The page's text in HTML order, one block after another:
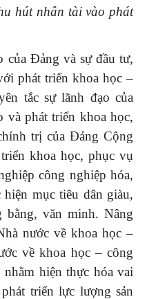
hút nhân tài vào phát
của Đảng và sự đầu tư,
phát triển khoa học –
tắc sự lãnh đạo của
và phát triển khoa học,
trị của Đảng Cộng
khoa học, phục vụ
công nghiệp hóa,
mục tiêu dân giàu,
bằng, văn minh. Nâng
nước về khoa học –
về khoa học – công
hiện thực hóa vai
triển lực lượng sản